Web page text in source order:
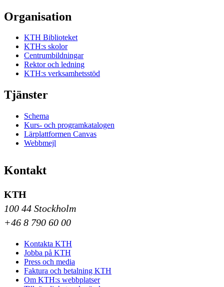
Organisation
KTH Biblioteket
KTH:s skolor
Centrumbildningar
Rektor och ledning
KTH:s verksamhetsstöd
Tjänster
Schema
Kurs- och programkatalogen
Lärplattformen Canvas
Webbmejl
Kontakt
KTH
100 44 Stockholm
+46 8 790 60 00
Kontakta KTH
Jobba på KTH
Press och media
Faktura och betalning KTH
Om KTH:s webbplatser